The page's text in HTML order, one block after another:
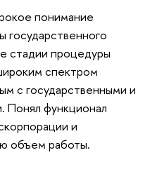
понимание
государственного
стадии процедуры
спектром
с государственными и
Понял функционал
и
объем работы.